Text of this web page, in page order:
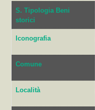
S. Tipologia Beni
storici
Iconografia
Comune
Località